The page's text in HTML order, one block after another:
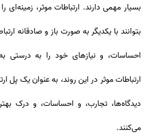
بسیار مهمی دارند. ارتباطات موثر، زمینه‌ای
بتوانند با یکدیگر به صورت باز و صادقانه
احساسات، و نیازهای خود را به درستی
ارتباطات موثر در این روند، به عنوان یک پل
دیدگاه‌ها، تجارب، و احساسات، و درک
می‌کنند.